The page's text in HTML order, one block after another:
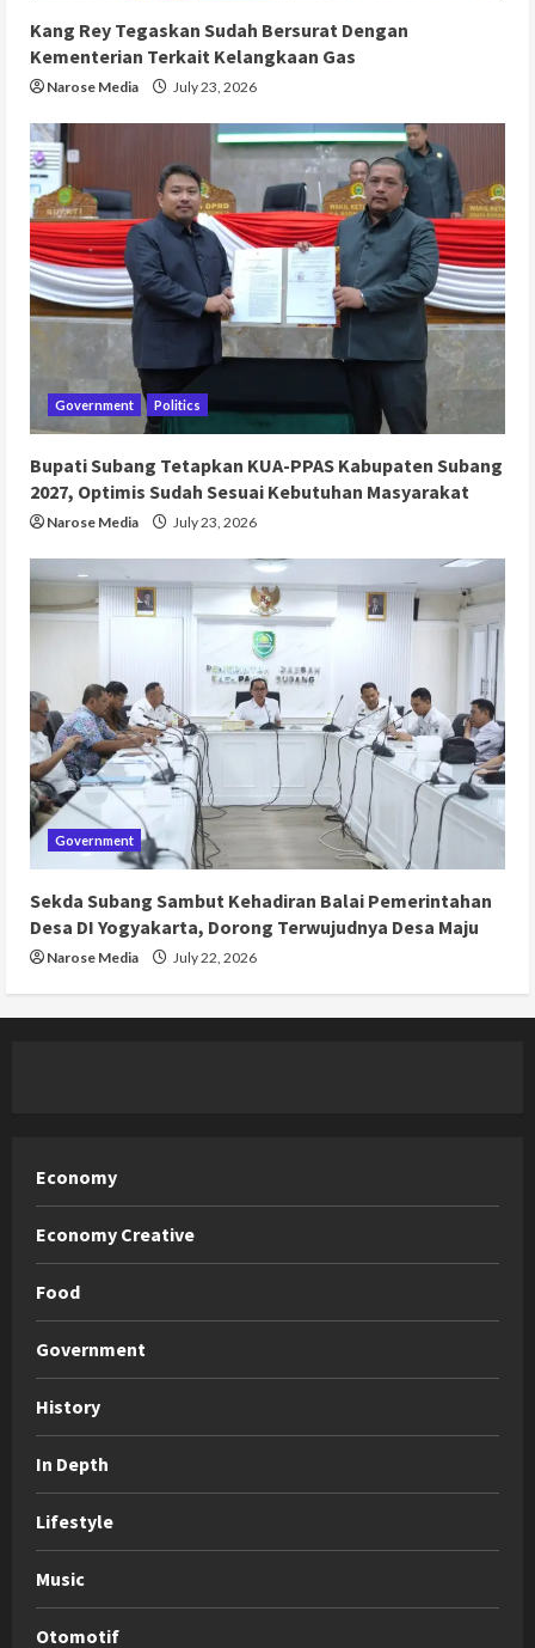
Kang Rey Tegaskan Sudah Bersurat Dengan
Kementerian Terkait Kelangkaan Gas
Narose Media July 23, 2026
Government Politics
Bupati Subang Tetapkan KUA-PPAS Kabupaten Subang
2027, Optimis Sudah Sesuai Kebutuhan Masyarakat
Narose Media July 23, 2026
Government
Sekda Subang Sambut Kehadiran Balai Pemerintahan
Desa DI Yogyakarta, Dorong Terwujudnya Desa Maju
Narose Media July 22, 2026
Economy
Economy Creative
Food
Government
History
In Depth
Lifestyle
Music
Otomotif